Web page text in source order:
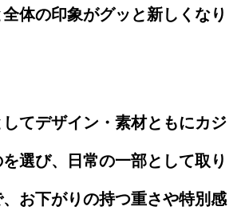
体の印象がグッと新しくなり
てデザイン・素材ともにカジ
選び、日常の一部として取り
お下がりの持つ重さや特別感